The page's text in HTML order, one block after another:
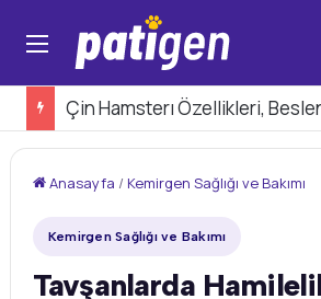
Menü
Anasayfa / Kemirgen Sağlığı ve Bakımı
Kemirgen Sağlığı ve Bakımı
Tavşanlarda